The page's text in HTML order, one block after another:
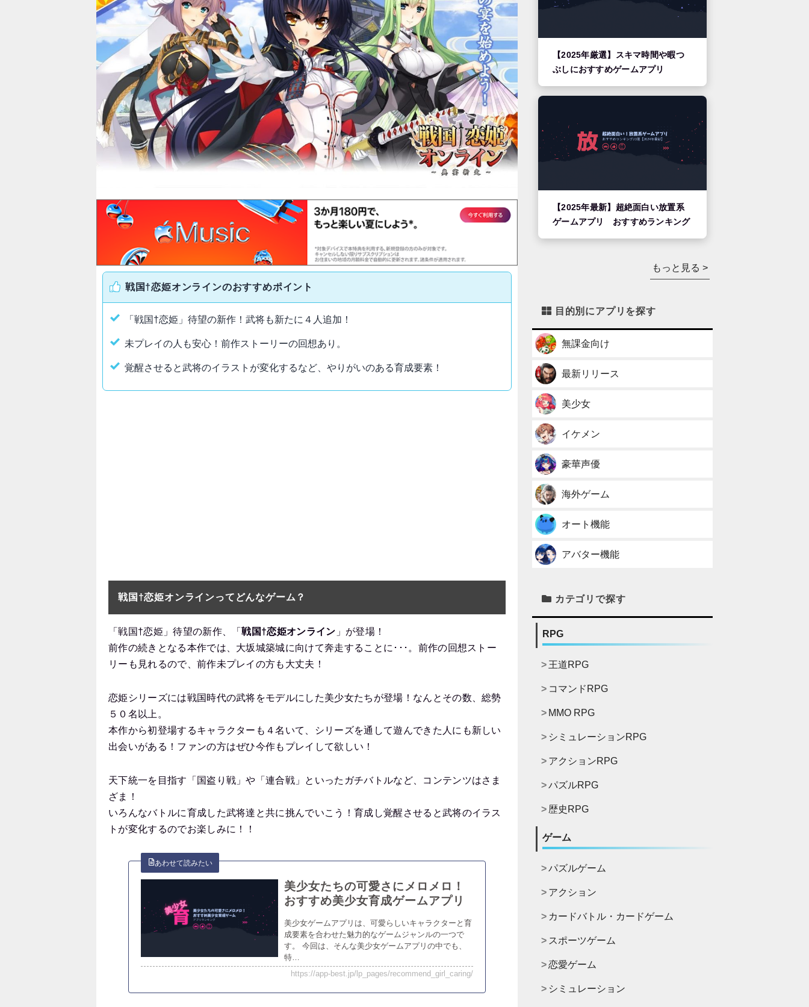
戦国†恋姫オンラインのおすすめポイント
「戦国†恋姫」待望の新作！武将も新たに４人追加！
未プレイの人も安心！前作ストーリーの回想あり。
覚醒させると武将のイラストが変化するなど、やりがいのある育成要素！
戦国†恋姫オンラインってどんなゲーム？
「戦国†恋姫」待望の新作、「戦国†恋姫オンライン 」が登場！
前作の続きとなる本作では、大坂城築城に向けて奔走することに･･･。前作の回想ストー
リーも見れるので、前作未プレイの方も大丈夫！
恋姫シリーズには戦国時代の武将をモデルにした美少女たちが登場！なんとその数、総勢
５０名以上。
本作から初登場するキャラクターも４名いて、シリーズを通して遊んできた人にも新しい
出会いがある！ファンの方はぜひ今作もプレイして欲しい！
天下統一を目指す「国盗り戦」や「連合戦」といったガチバトルなど、コンテンツはさま
ざま！
いろんなバトルに育成した武将達と共に挑んでいこう！育成し覚醒させると武将のイラス
トが変化するのでお楽しみに！！
美少女たちの可愛さにメロメロ！
おすすめ美少女育成ゲームアプリ
美少女ゲームアプリは、可愛らしいキャラクターと育
成要素を合わせた魅力的なゲームジャンルの一つで
す。 今回は、そんな美少女ゲームアプリの中でも、
特…
https://app-best.jp/lp_pages/recommend_girl_caring/
【2025年厳選】スキマ時間や暇つ
ぶしにおすすめゲームアプリ
【2025年最新】超絶面白い放置系
ゲームアプリ おすすめランキング
もっと見る >
目的別にアプリを探す
無課金向け
最新リリース
美少女
イケメン
豪華声優
海外ゲーム
オート機能
アバター機能
カテゴリで探す
RPG
王道RPG
コマンドRPG
MMO RPG
シミュレーションRPG
アクションRPG
パズルRPG
歴史RPG
ゲーム
パズルゲーム
アクション
カードバトル・カードゲーム
スポーツゲーム
恋愛ゲーム
シミュレーション